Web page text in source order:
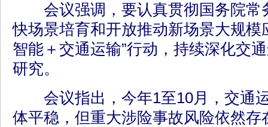
会议强调，要认真贯彻国务院常
快场景培育和开放推动新场景大规模
智能＋交通运输”行动，持续深化交
研究。
会议指出，今年1至10月，交通
体平稳，但重大涉险事故风险依然存